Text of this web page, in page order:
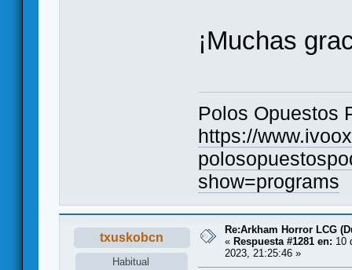
¡Muchas
Polos Opuestos
https://
show=programs
txuskobcn
Habitual
Re:Arkham Horror LCG
« Respuesta #1281 en: 10
2023, 21:25:46 »